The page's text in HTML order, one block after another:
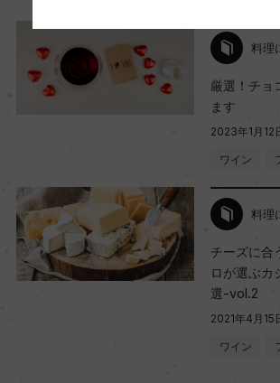
国内ワイン専門誌評価歴
醗酵・熟成
醗酵：ー
熟成：ー
料理
厳選！チョ
ます
2023年1月12
ワイン
料理
チーズに合
ロが選ぶカ
選-vol.2
2021年4月15
ワイン